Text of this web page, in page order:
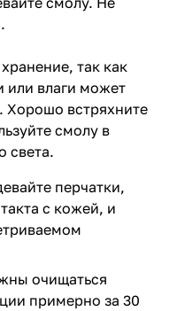
так как
или влаги может
Хорошо встряхните
смолу в
света.
перчатки,
с кожей, и
очищаться
примерно за 30